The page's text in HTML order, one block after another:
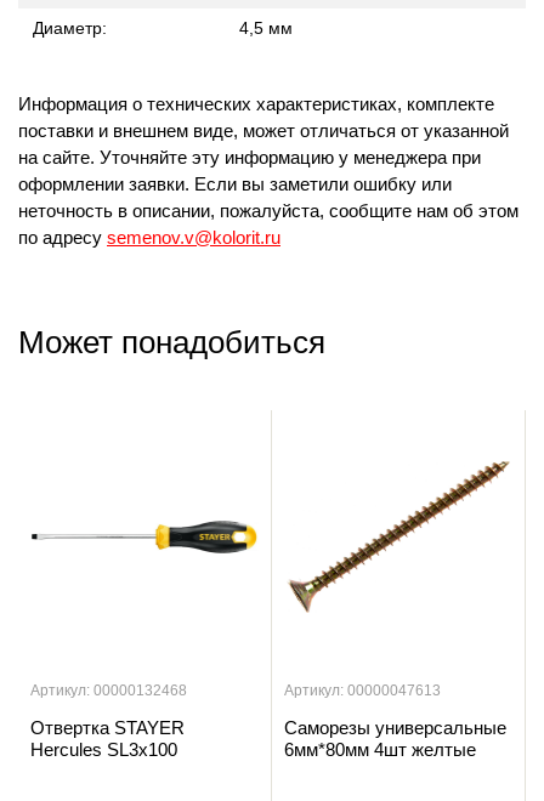
Диаметр: 4,5 мм
Информация о технических характеристиках, комплекте
поставки и внешнем виде, может отличаться от указанной
на сайте. Уточняйте эту информацию у менеджера при
оформлении заявки. Если вы заметили ошибку или
неточность в описании, пожалуйста, сообщите нам об этом
по адресу semenov.v@kolorit.ru
Может понадобиться
Артикул: 00000132468
Отвертка STAYER
Hercules SL3х100
Артикул: 00000047613
Саморезы универсальные
6мм*80мм 4шт желтые